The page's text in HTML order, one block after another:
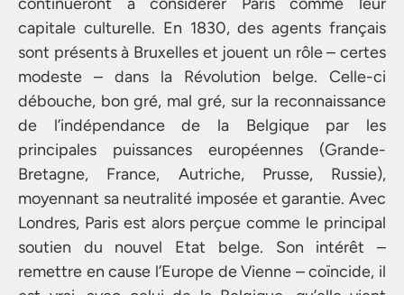
capitale culturelle. En 1830, des agents français
sont présents à Bruxelles et jouent un rôle – certes
modeste – dans la Révolution belge. Celle-ci
débouche, bon gré, mal gré, sur la reconnaissance
de l’indépendance de la Belgique par les
principales puissances européennes (Grande-
Bretagne, France, Autriche, Prusse, Russie),
moyennant sa neutralité imposée et garantie. Avec
Londres, Paris est alors perçue comme le principal
soutien du nouvel Etat belge. Son intérêt –
remettre en cause l’Europe de Vienne – coïncide, il